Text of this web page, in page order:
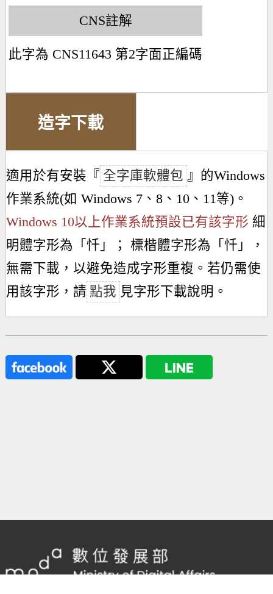
CNS註解
此字為 CNS11643 第2字面正編碼
造字下載
適用於有安裝『 全字庫軟體包 』的Windows
作業系統(如 Windows 7、8、10、11等)。
Windows 10以上作業系統預設已有該字形 細
明體字形為「 忏 」； 標楷體字形為「 忏 」，
無需下載，以避免造成字形重複。若仍需使
用該字形，請 點我 見字形下載說明。